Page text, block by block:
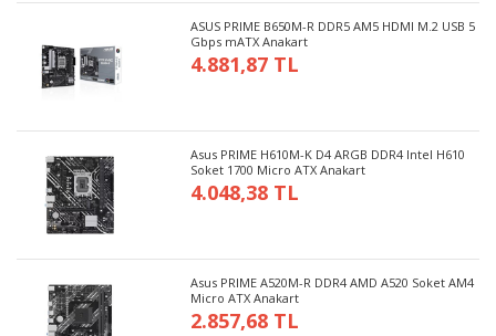
ASUS PRIME B650M-R DDR5 AM5 HDMI M.2 USB 5
Gbps mATX Anakart
4.881,87 TL
Asus PRIME H610M-K D4 ARGB DDR4 Intel H610
Soket 1700 Micro ATX Anakart
4.048,38 TL
Asus PRIME A520M-R DDR4 AMD A520 Soket AM4
Micro ATX Anakart
2.857,68 TL